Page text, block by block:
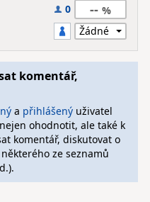
0 --
komentář,
a přihlášenýuživatel
ohodnotit, ale také k
komentář, diskutovat o
ze seznamů